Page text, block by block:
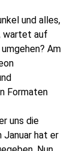
und alles,
wartet auf
Am
Formaten
uns die
Januar hat er